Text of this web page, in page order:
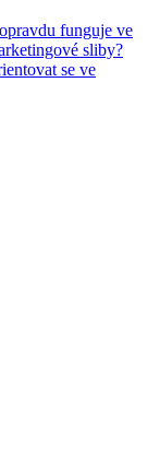
funguje ve
sliby?
se ve